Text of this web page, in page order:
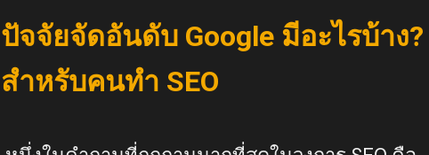
ปัจจัยจัดอันดับ Google มีอะไรบ้า
สำหรับคนทำ SEO